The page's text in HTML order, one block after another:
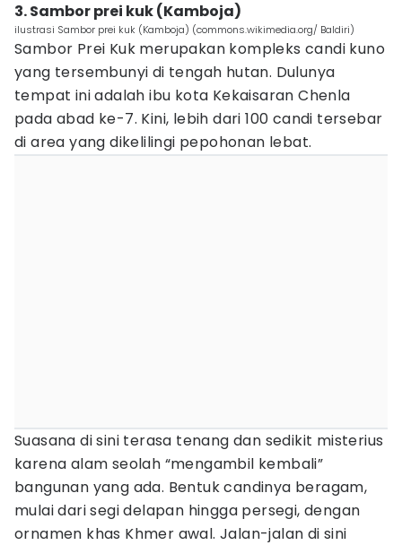
3. Sambor prei kuk (Kamboja)
ilustrasi Sambor prei kuk (Kamboja) (commons.wikimedia.org/ Baldiri)
Sambor Prei Kuk merupakan kompleks candi kuno
yang tersembunyi di tengah hutan. Dulunya
tempat ini adalah ibu kota Kekaisaran Chenla
pada abad ke-7. Kini, lebih dari 100 candi tersebar
di area yang dikelilingi pepohonan lebat.
Suasana di sini terasa tenang dan sedikit misterius
karena alam seolah “mengambil kembali”
bangunan yang ada. Bentuk candinya beragam,
mulai dari segi delapan hingga persegi, dengan
ornamen khas Khmer awal. Jalan-jalan di sini